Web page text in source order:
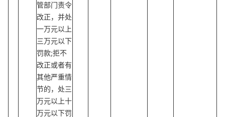
管部门责令
改正，并处
一万元以上
三万元以下
罚款;拒不
改正或者有
其他严重情
节的，处三
万元以上十
万元以下罚